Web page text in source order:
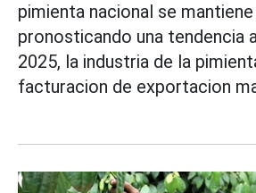
pimienta nacional se
pronosticando una tendencia
2025, la industria de la
facturacion de exportacion